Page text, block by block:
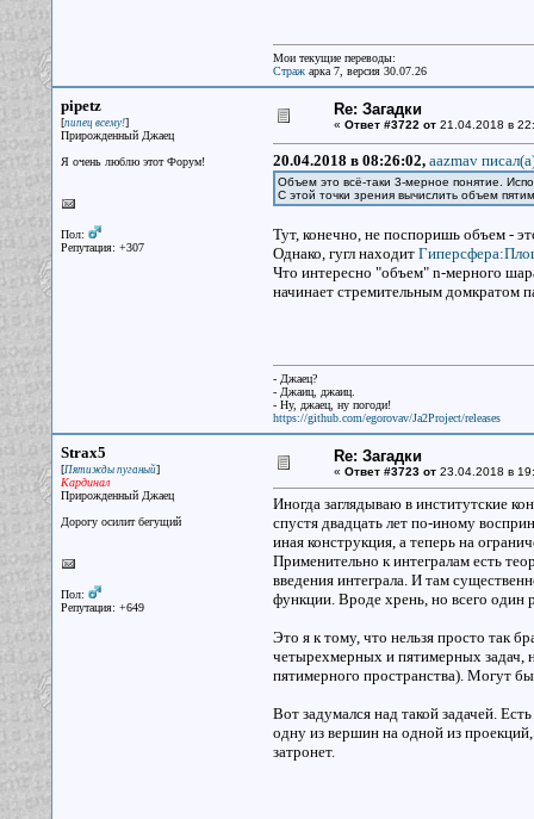
Мои текущие переводы:
Стражарка 7, версия 30.07.26
pipetz
[пипец всему!]
Прирожденный Джаец
Я очень люблю этот Форум!
Пол:
Репутация: +307
Re: Загадки
« Ответ #3722 от21.04.2018 в
20.04.2018 в 08:26:02, aazmav
Объем это всё-таки 3-мерное понятие.
С этой точки зрения вычислить объем
Тут, конечно, не поспоришь объем -
Однако, гугл находит
Что интересно "объем" n-мерного
начинает стремительным домкратом
- Джаец?
- Джаиц, джаиц.
- Ну, джаец, ну погоди!
https://github.com/egorovav/Ja2Project/releases
Strax5
[Пятижды пуганый]
Кардинал
Прирожденный Джаец
Дорогу осилит бегущий
Пол:
Репутация: +649
Re: Загадки
« Ответ #3723 от23.04.2018 в
Иногда заглядываю в институтские
спустя двадцать лет по-иному
иная конструкция, а теперь на
Применительно к интегралам есть
введения интеграла. И там
функции. Вроде хрень, но всего один
Это я к тому, что нельзя просто так
четырехмерных и пятимерных задач,
пятимерного пространства). Могут
Вот задумался над такой задачей.
одну из вершин на одной из
затронет.